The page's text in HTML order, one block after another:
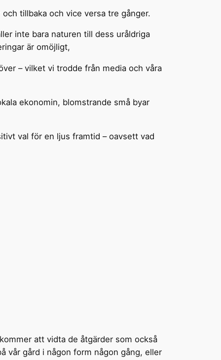
tillbaka och vice versa tre gånger.
inte bara naturen till dess uråldriga
är omöjligt,
– vilket vi trodde från media och våra
ekonomin, blomstrande små byar
val för en ljus framtid – oavsett vad
att vidta de åtgärder som också
vår gård i någon form någon gång, eller